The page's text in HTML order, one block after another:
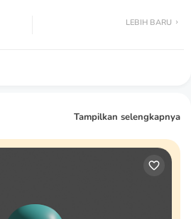
LEBIH BARU
Tampilkan selengkapnya